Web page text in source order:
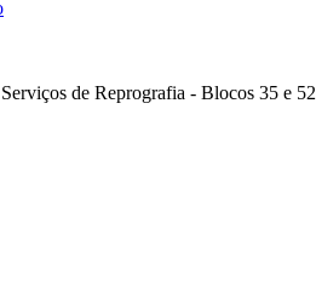
de Reprografia - Blocos 35 e 52